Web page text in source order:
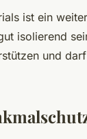
ist ein
isolierend
und